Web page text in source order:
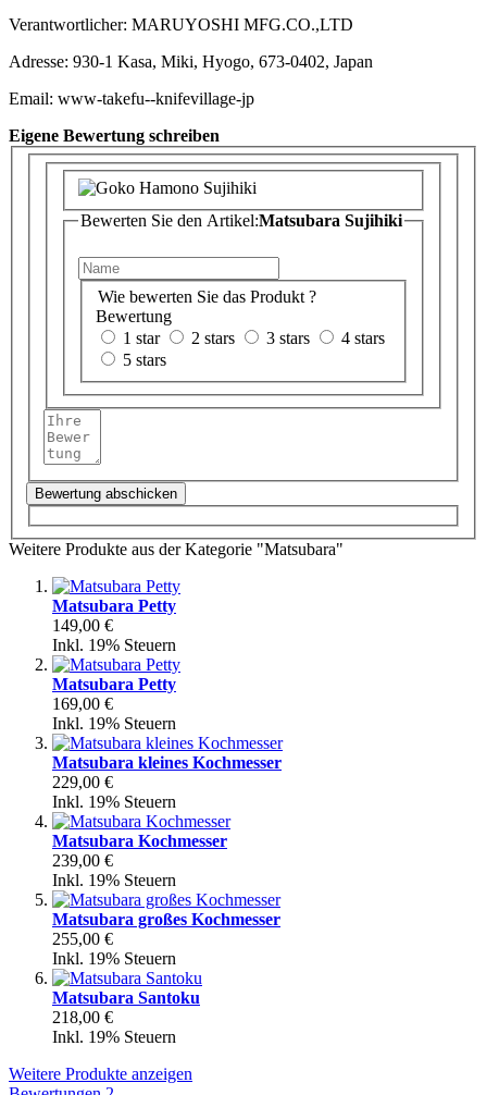
Verantwortlicher: MARUYOSHI MFG.CO.,LTD
Adresse: 930-1 Kasa, Miki, Hyogo, 673-0402, Japan
Email: www-takefu--knifevillage-jp
Eigene Bewertung schreiben
Bewerten Sie den Artikel:Matsubara Sujihiki
Wie bewerten Sie das Produkt ?
Bewertung
1 star
2 stars 3 stars
4 stars
5 stars
Bewertung abschicken
Weitere Produkte aus der Kategorie "Matsubara"
Matsubara Petty
149,00 €
Inkl. 19% Steuern
Matsubara Petty
169,00 €
Inkl. 19% Steuern
Matsubara kleines Kochmesser
229,00 €
Inkl. 19% Steuern
Matsubara Kochmesser
239,00 €
Inkl. 19% Steuern
Matsubara großes Kochmesser
255,00 €
Inkl. 19% Steuern
Matsubara Santoku
218,00 €
Inkl. 19% Steuern
Weitere Produkte anzeigen